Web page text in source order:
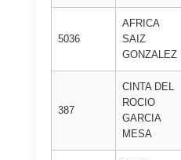
5036
AFRICA
SAIZ
GONZALEZ
387
CINTA DEL
ROCIO
GARCIA
MESA